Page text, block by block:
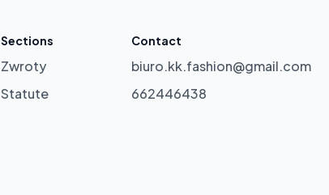
Sections
Zwroty
Statute
Contact
biuro.kk.fashion@gmail.com
662446438